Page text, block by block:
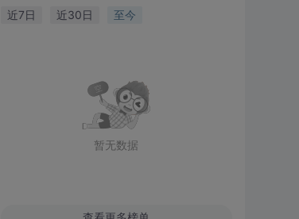
近7日 近30日 至今
暂无数据